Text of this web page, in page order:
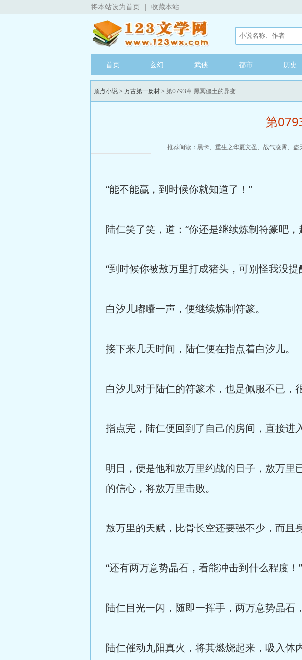
将本站设为首页 | 收藏本站
首页 玄幻 武侠 都市 历史
顶点小说> 万古第一废材> 第0793章 黑冥僵土的异变
第
推荐阅读： 黑卡、 重生之华夏文圣、 战气凌霄、 盗
“能不能赢，到时候你就知道了！”
陆仁笑了笑，道：“你还是继续炼制符篆吧
“到时候你被敖万里打成猪头，可别怪我没提
白汐儿嘟囔一声，便继续炼制符篆。
接下来几天时间，陆仁便在指点着白汐儿。
白汐儿对于陆仁的符篆术，也是佩服不已，
指点完，陆仁便回到了自己的房间，直接进
明日，便是他和敖万里约战的日子，敖万
的信心，将敖万里击败。
敖万里的天赋，比骨长空还要强不少，而且
“还有两万意势晶石，看能冲击到什么程度！”
陆仁目光一闪，随即一挥手，两万意势晶石
陆仁催动九阳真火，将其燃烧起来，吸入